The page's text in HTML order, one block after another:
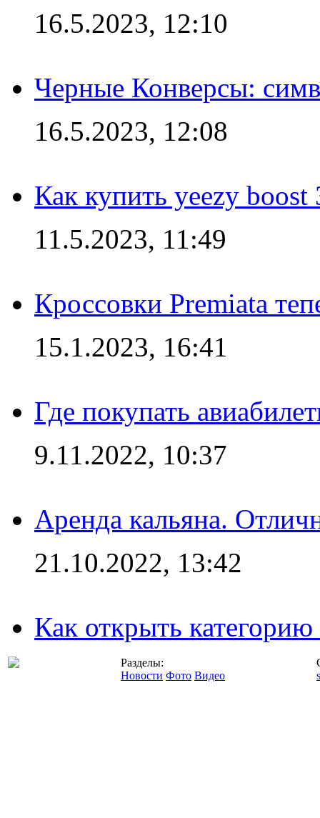
16.5.2023, 12:10
Черные Конверсы:
16.5.2023, 12:08
Как купить yeezy boost
11.5.2023, 11:49
Кроссовки Premiata
15.1.2023, 16:41
Где покупать
9.11.2022, 10:37
Аренда кальяна.
21.10.2022, 13:42
Как открыть
Разделы:
Новости Фото Видео